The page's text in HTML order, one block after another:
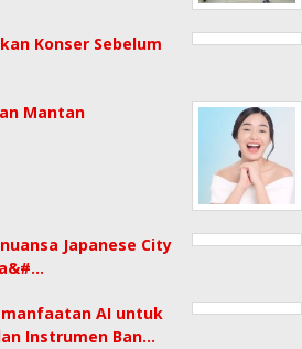
Konser Sebelum
Mantan
Japanese City
AI untuk
Instrumen Ban…